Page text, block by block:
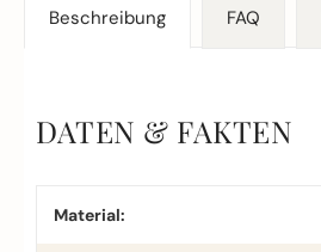
Beschreibung
DATEN & FAKTEN
Material:
FAQ